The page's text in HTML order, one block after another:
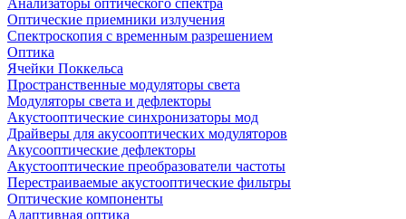
Анализаторы оптического спектра
Оптические приемники излучения
Спектроскопия с временным разрешением
Оптика
Ячейки Поккельса
Пространственные модуляторы света
Модуляторы света и дефлекторы
Акустооптические синхронизаторы мод
Драйверы для акусооптических модуляторов
Акусооптические дефлекторы
Акустооптические преобразователи частоты
Перестраиваемые акустооптические фильтры
Оптические компоненты
Адаптивная оптика